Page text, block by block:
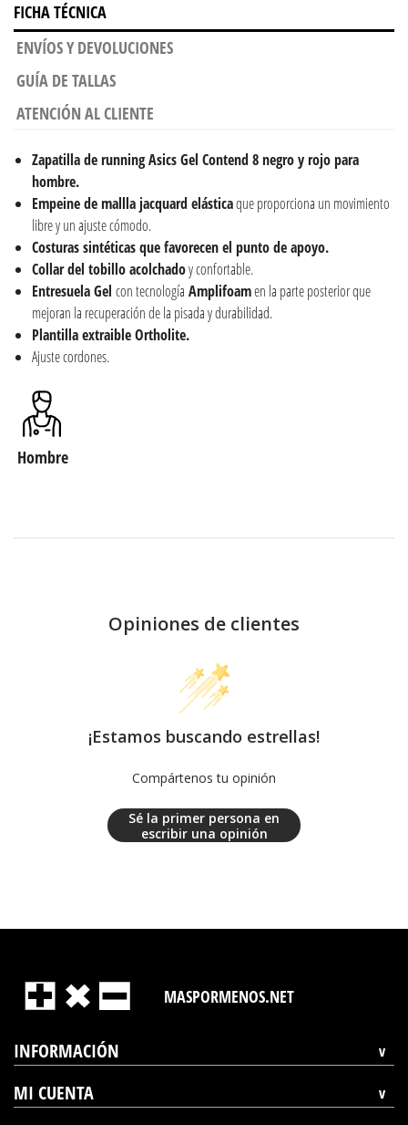
FICHA TÉCNICA
ENVÍOS Y DEVOLUCIONES
GUÍA DE TALLAS
ATENCIÓN AL CLIENTE
Zapatilla de running Asics Gel Contend 8 negro y rojo para
hombre.
Empeine de mallla jacquard elásticaque proporciona un movimiento
libre y un ajuste cómodo.
Costuras sintéticas que favorecen el punto de apoyo.
Collar del tobillo acolchadoy confortable.
Entresuela Gel con tecnología Amplifoamen la parte posterior que
mejoran la recuperación de la pisada y durabilidad.
Plantilla extraible Ortholite.
Ajuste cordones.
Hombre
Opiniones de clientes
¡Estamos buscando estrellas!
Compártenos tu opinión
Sé la primer persona en
escribir una opinión
MASPORMENOS.NET
INFORMACIÓN
MI CUENTA